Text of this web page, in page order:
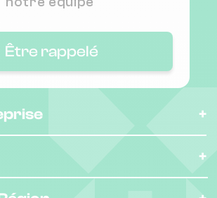
: 4
❯
la republique 47000 Agen ❯
Être rappelé